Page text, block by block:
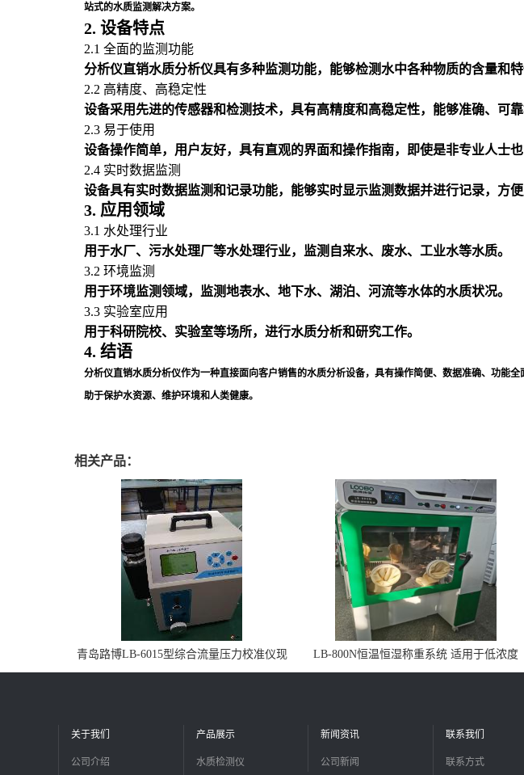
站式的水质监测解决方案。
2. 设备特点
2.1 全面的监测功能
分析仪直销水质分析仪具有多种监测功能，能够检测水中各种物质的含量和
2.2 高精度、高稳定性
设备采用先进的传感器和检测技术，具有高精度和高稳定性，能够准确、可靠
2.3 易于使用
设备操作简单，用户友好，具有直观的界面和操作指南，即使是非专业人士也
2.4 实时数据监测
设备具有实时数据监测和记录功能，能够实时显示监测数据并进行记录，方便
3. 应用领域
3.1 水处理行业
用于水厂、污水处理厂等水处理行业，监测自来水、废水、工业水等水质。
3.2 环境监测
用于环境监测领域，监测地表水、地下水、湖泊、河流等水体的水质状况。
3.3 实验室应用
用于科研院校、实验室等场所，进行水质分析和研究工作。
4. 结语
分析仪直销水质分析仪作为一种直接面向客户销售的水质分析设备，具有操作简便、数据准确、功能
助于保护水资源、维护环境和人类健康。
相关产品：
青岛路博LB-6015型综合流量压力校准仪现
货
LB-800N恒温恒湿称重系统 适用于低浓度
烟尘采样滤膜烘干后使用
关于我们
公司介绍
产品展示
水质检测仪
新闻资讯
公司新闻
联系我们
联系方式